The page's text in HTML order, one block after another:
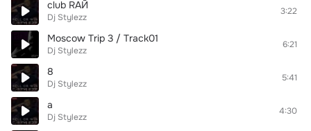
club RAЙ
Dj Stylezz
3:22
Moscow Trip 3 / Track01
Dj Stylezz
6:21
8
Dj Stylezz
5:41
а
Dj Stylezz
4:30